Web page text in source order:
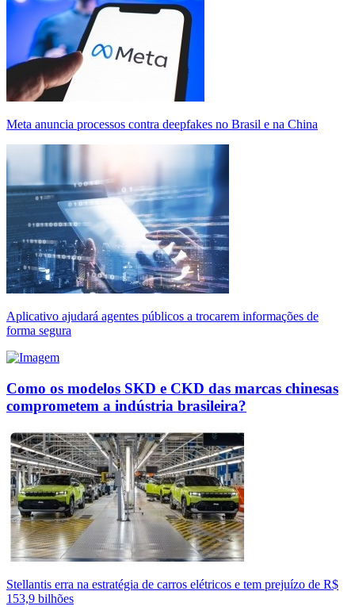
Meta anuncia processos contra deepfakes no Brasil e na China
Aplicativo ajudará agentes públicos a trocarem informações de
forma segura
Como os modelos SKD e CKD das marcas chinesas
comprometem a indústria brasileira?
Stellantis erra na estratégia de carros elétricos e tem prejuízo de R$
153,9 bilhões